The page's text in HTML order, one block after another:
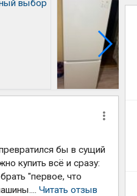
бы в сущий
купить всё и сразу:
"первое, что
Читать отзыв